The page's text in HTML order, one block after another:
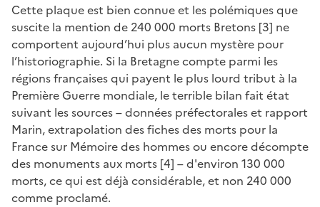
Cette plaque est bien connue et les polémiques que
suscite la mention de 240 000 morts Bretons [3] ne
comportent aujourd’hui plus aucun mystère pour
l’historiographie. Si la Bretagne compte parmi les
régions françaises qui payent le plus lourd tribut à la
Première Guerre mondiale, le terrible bilan fait état
suivant les sources – données préfectorales et rapport
Marin, extrapolation des fiches des morts pour la
France sur Mémoire des hommes ou encore décompte
des monuments aux morts [4] – d'environ 130 000
morts, ce qui est déjà considérable, et non 240 000
comme proclamé.